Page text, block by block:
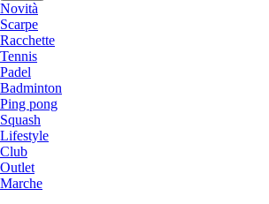
Novità
Scarpe
Racchette
Tennis
Padel
Badminton
Ping pong
Squash
Lifestyle
Club
Outlet
Marche